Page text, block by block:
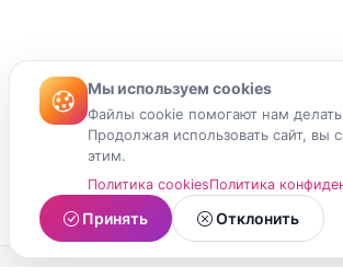
Мы используем cookies
Файлы cookie помогают нам
Продолжая использовать сайт, вы
этим.
Политика cookiesПолитика
Принять Отклонить